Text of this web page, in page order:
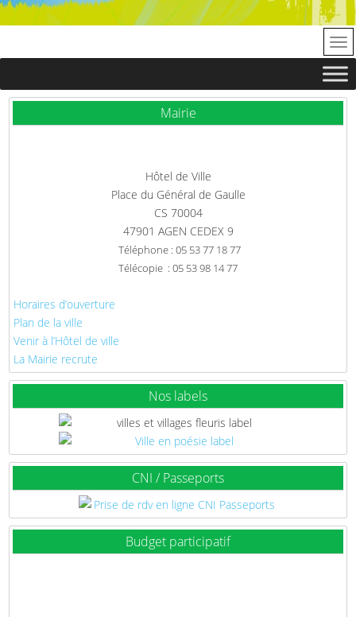
Mairie
Hôtel de Ville
Place du Général de Gaulle
CS 70004
47901 AGEN CEDEX 9
Téléphone : 05 53 77 18 77
Télécopie : 05 53 98 14 77
Horaires d’ouverture
Plan de la ville
Venir à l’Hôtel de ville
La Mairie recrute
Nos labels
CNI / Passeports
Budget participatif